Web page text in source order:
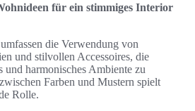
für ein stimmiges Interior
die Verwendung von
und stilvollen Accessoires, die
und harmonisches Ambiente zu
Farben und Mustern spielt
Rolle.